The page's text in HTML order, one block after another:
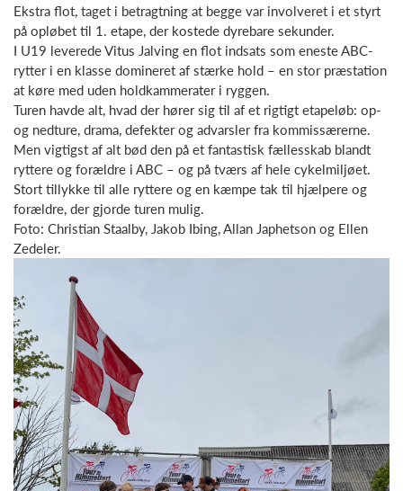
Ekstra flot, taget i betragtning at begge var involveret i et styrt
på opløbet til 1. etape, der kostede dyrebare sekunder.
I U19 leverede Vitus Jalving en flot indsats som eneste ABC-
rytter i en klasse domineret af stærke hold – en stor præstation
at køre med uden holdkammerater i ryggen.
Turen havde alt, hvad der hører sig til af et rigtigt etapeløb: op-
og nedture, drama, defekter og advarsler fra kommissærerne.
Men vigtigst af alt bød den på et fantastisk fællesskab blandt
ryttere og forældre i ABC – og på tværs af hele cykelmiljøet.
Stort tillykke til alle ryttere og en kæmpe tak til hjælpere og
forældre, der gjorde turen mulig.
Foto: Christian Staalby, Jakob Ibing, Allan Japhetson og Ellen
Zedeler.